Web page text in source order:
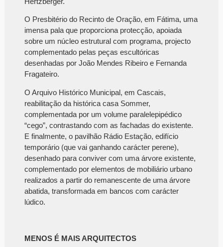
O Presbitério do Recinto de Oração, em Fátima, uma
imensa pala que proporciona protecção, apoiada
sobre um núcleo estrutural com programa, projecto
complementado pelas peças escultóricas
desenhadas por João Mendes Ribeiro e Fernanda
Fragateiro.
O Arquivo Histórico Municipal, em Cascais,
reabilitação da histórica casa Sommer,
complementada por um volume paralelepipédico
“cego”, contrastando com as fachadas do existente.
E finalmente, o pavilhão Rádio Estação, edifício
temporário (que vai ganhando carácter perene),
desenhado para conviver com uma árvore existente,
complementado por elementos de mobiliário urbano
realizados a partir do remanescente de uma árvore
abatida, transformada em bancos com carácter
lúdico.
MENOS É MAIS ARQUITECTOS